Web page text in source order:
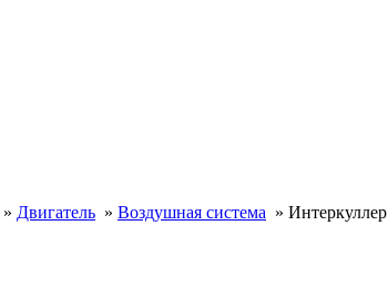
» Двигатель » Воздушная система » Интеркуллер